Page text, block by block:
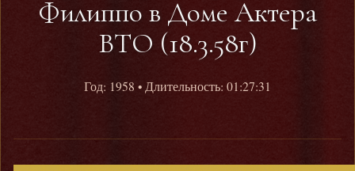
Филиппо в Доме Актера
ВТО (18.3.58г)
Год: 1958 • Длительность: 01:27:31